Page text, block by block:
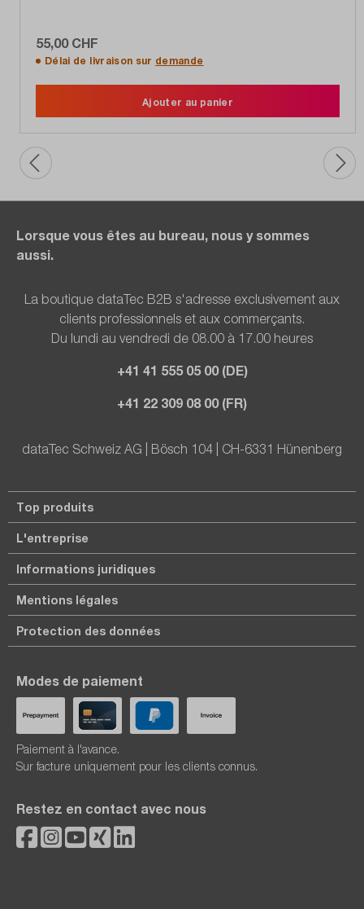
55,00 CHF
Délai de livraison sur demande
Ajouter au panier
Lorsque vous êtes au bureau, nous y sommes
aussi.
La boutique dataTec B2B s'adresse exclusivement aux
clients professionnels et aux commerçants.
Du lundi au vendredi de 08.00 à 17.00 heures
+41 41 555 05 00 (DE)
+41 22 309 08 00 (FR)
dataTec Schweiz AG | Bösch 104 | CH-6331 Hünenberg
Top produits
L'entreprise
Informations juridiques
Mentions légales
Protection des données
Modes de paiement
Paiement à l'avance.
Sur facture uniquement pour les clients connus.
Restez en contact avec nous